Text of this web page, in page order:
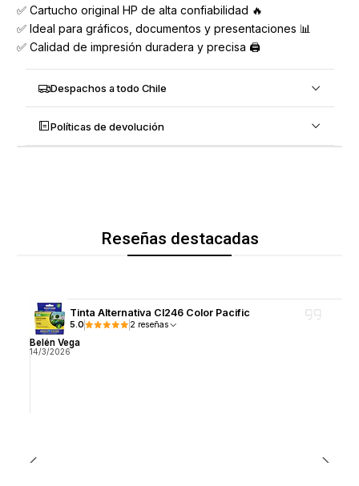
✅ Cartucho original HP de alta confiabilidad 🔥
✅ Ideal para gráficos, documentos y presentaciones 📊
✅ Calidad de impresión duradera y precisa 🖨️
Despachos a todo Chile
Políticas de devolución
Reseñas destacadas
Tinta Alternativa Cl246 Color Pacific
5.0 2 reseñas
Belén Vega
14/3/2026